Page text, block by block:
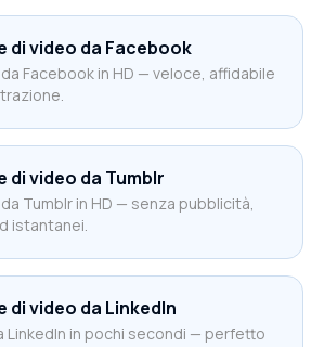
di video da Facebook
Facebook in HD — veloce, affidabile
video da Tumblr
Tumblr in HD — senza pubblicità,
istantanei.
video da LinkedIn
LinkedIn in pochi secondi — perfetto